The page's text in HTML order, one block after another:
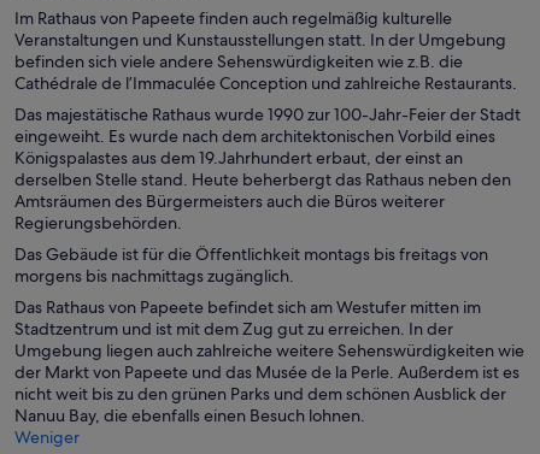
Im Rathaus von Papeete finden auch regelmäßig kulturelle
Veranstaltungen und Kunstausstellungen statt. In der Umgebung
befinden sich viele andere Sehenswürdigkeiten wie z.B. die
Cathédrale de l’Immaculée Conception und zahlreiche Restaurants.
Das majestätische Rathaus wurde 1990 zur 100-Jahr-Feier der Stadt
eingeweiht. Es wurde nach dem architektonischen Vorbild eines
Königspalastes aus dem 19.Jahrhundert erbaut, der einst an
derselben Stelle stand. Heute beherbergt das Rathaus neben den
Amtsräumen des Bürgermeisters auch die Büros weiterer
Regierungsbehörden.
Das Gebäude ist für die Öffentlichkeit montags bis freitags von
morgens bis nachmittags zugänglich.
Das Rathaus von Papeete befindet sich am Westufer mitten im
Stadtzentrum und ist mit dem Zug gut zu erreichen. In der
Umgebung liegen auch zahlreiche weitere Sehenswürdigkeiten wie
der Markt von Papeete und das Musée de la Perle. Außerdem ist es
nicht weit bis zu den grünen Parks und dem schönen Ausblick der
Nanuu Bay, die ebenfalls einen Besuch lohnen.
Weniger